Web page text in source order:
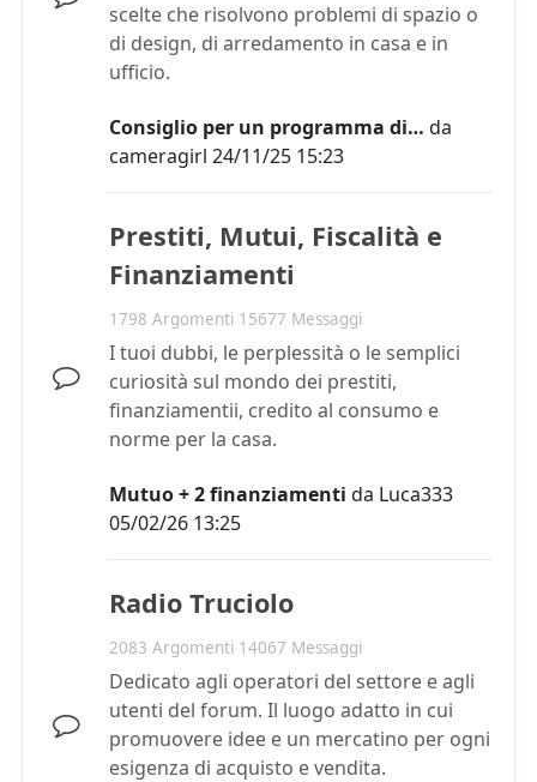
scelte che risolvono problemi di spazio o
di design, di arredamento in casa e in
ufficio.
Consiglio per un programma di… da
cameragirl 24/11/25 15:23
Prestiti, Mutui, Fiscalità e
Finanziamenti
1798 Argomenti 15677 Messaggi
I tuoi dubbi, le perplessità o le semplici
curiosità sul mondo dei prestiti,
finanziamentii, credito al consumo e
norme per la casa.
Mutuo + 2 finanziamenti da Luca333
05/02/26 13:25
Radio Truciolo
2083 Argomenti 14067 Messaggi
Dedicato agli operatori del settore e agli
utenti del forum. Il luogo adatto in cui
promuovere idee e un mercatino per ogni
esigenza di acquisto e vendita.